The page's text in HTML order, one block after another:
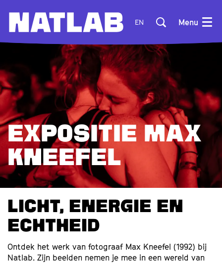
EN Menu
EXPOSITIE MAX
KNEEFEL
LICHT, ENERGIE EN
ECHTHEID
Ontdek het werk van fotograaf Max Kneefel (1992) bij
Natlab. Zijn beelden nemen je mee in een wereld van
Inzoomen